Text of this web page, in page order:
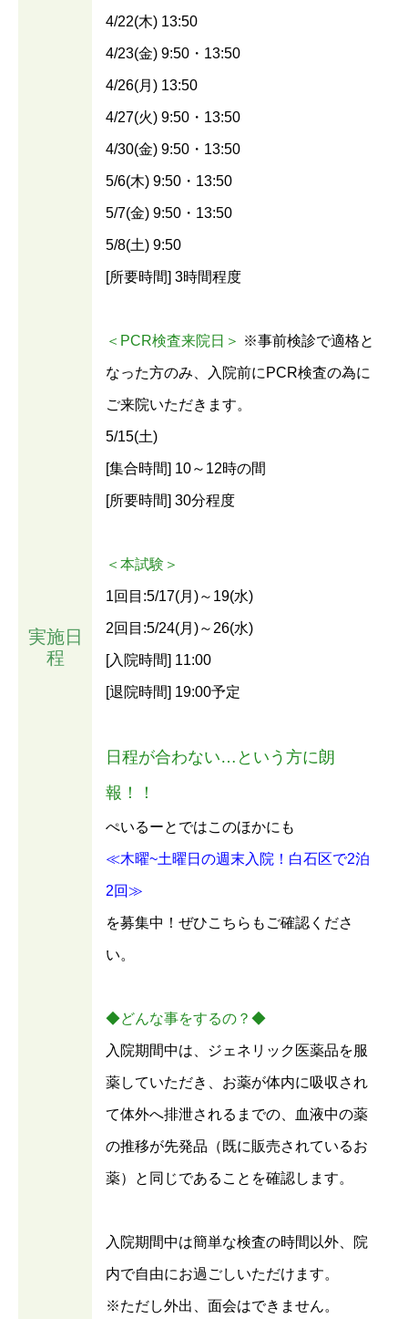
実施日
程
4/22(木) 13:50
4/23(金) 9:50・13:50
4/26(月) 13:50
4/27(火) 9:50・13:50
4/30(金) 9:50・13:50
5/6(木) 9:50・13:50
5/7(金) 9:50・13:50
5/8(土) 9:50
[所要時間] 3時間程度
＜PCR検査来院日＞ ※事前検診で適格と
なった方のみ、入院前にPCR検査の為に
ご来院いただきます。
5/15(土)
[集合時間] 10～12時の間
[所要時間] 30分程度
＜本試験＞
1回目:5/17(月)～19(水)
2回目:5/24(月)～26(水)
[入院時間] 11:00
[退院時間] 19:00予定
日程が合わない…という方に朗
報！！
ぺいるーとではこのほかにも
≪木曜~土曜日の週末入院！白石区で2泊
2回≫
を募集中！ぜひこちらもご確認くださ
い。
◆どんな事をするの？◆
入院期間中は、ジェネリック医薬品を服
薬していただき、お薬が体内に吸収され
て体外へ排泄されるまでの、血液中の薬
の推移が先発品（既に販売されているお
薬）と同じであることを確認します。
入院期間中は簡単な検査の時間以外、院
内で自由にお過ごしいただけます。
※ただし外出、面会はできません。